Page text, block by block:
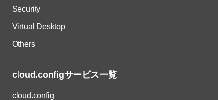
Security
Virtual Desktop
Others
cloud.configサービス一覧
cloud.config